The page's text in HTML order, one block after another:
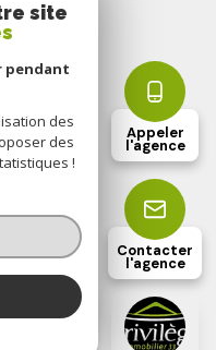
Alexandre
Appeler
l'agence
Contacter
l'agence
site
pendant
des
des
!